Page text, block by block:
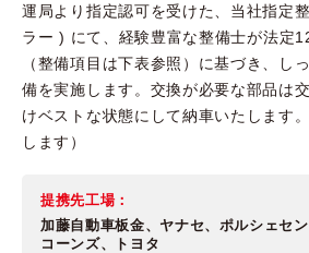
運局より指定認可を受けた、当社指定
ラー ) にて、経験豊富な整備士が法定
（整備項目は下表参照）に基づき、し
備を実施します。交換が必要な部品は
けベストな状態にして納車いたします
します）
提携先工場：
加藤自動車板金、ヤナセ、ポルシェセン
コーンズ、トヨタ